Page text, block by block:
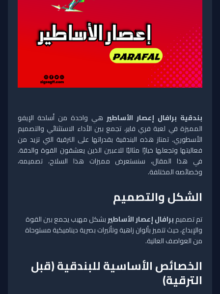
بندقية برافال إعصار الأساطير هي واحدة من أسلحة الإيفو
المميزة في لعبة فري فاير، تجمع بين الأداء الاستثنائي والتصميم
الأسطوري. تمتاز هذه البندقية بقدراتها على الترقية التي تزيد من
فعاليتها وتجعلها خيارًا مثاليًا للاعبين الذين يعشقون القوة والدقة.
في هذا المقال، سنستعرض مميزات هذا السلاح، تصميمه،
وخصائصه المختلفة.
الشكل والتصميم
تم تصميمبرافال إعصار الأساطيربشكل مهيب يجمع بين القوة
والإبداع، حيث تتميز بألوان زاهية وتأثيرات بصرية ديناميكية مستوحاة
من العواصف العاتية.
الخصائص الأساسية للبندقية (قبل
الترقية)